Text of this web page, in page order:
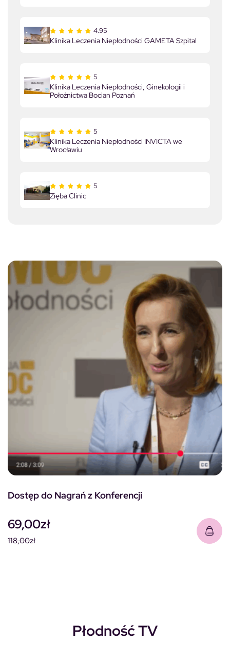
4.95
Klinika Leczenia Niepłodności GAMETA Szpital
5
Klinika Leczenia Niepłodności, Ginekologii i
Położnictwa Bocian Poznań
5
Klinika Leczenia Niepłodności INVICTA we
Wrocławiu
5
Zięba Clinic
Dostęp do Nagrań z Konferencji
118,00zł
69,00zł
Płodność TV